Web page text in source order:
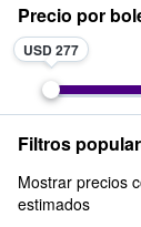
Precio por
USD 277
Filtros
Mostrar precios
estimados